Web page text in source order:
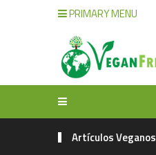
PRIMARY MENU
Artículos Veganos